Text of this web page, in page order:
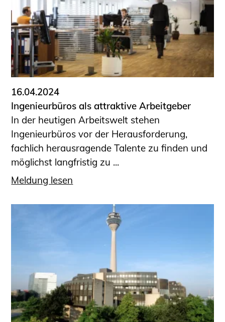
16.04.2024
Ingenieurbüros als attraktive Arbeitgeber
In der heutigen Arbeitswelt stehen
Ingenieurbüros vor der Herausforderung,
fachlich herausragende Talente zu finden und
möglichst langfristig zu ...
Meldung lesen